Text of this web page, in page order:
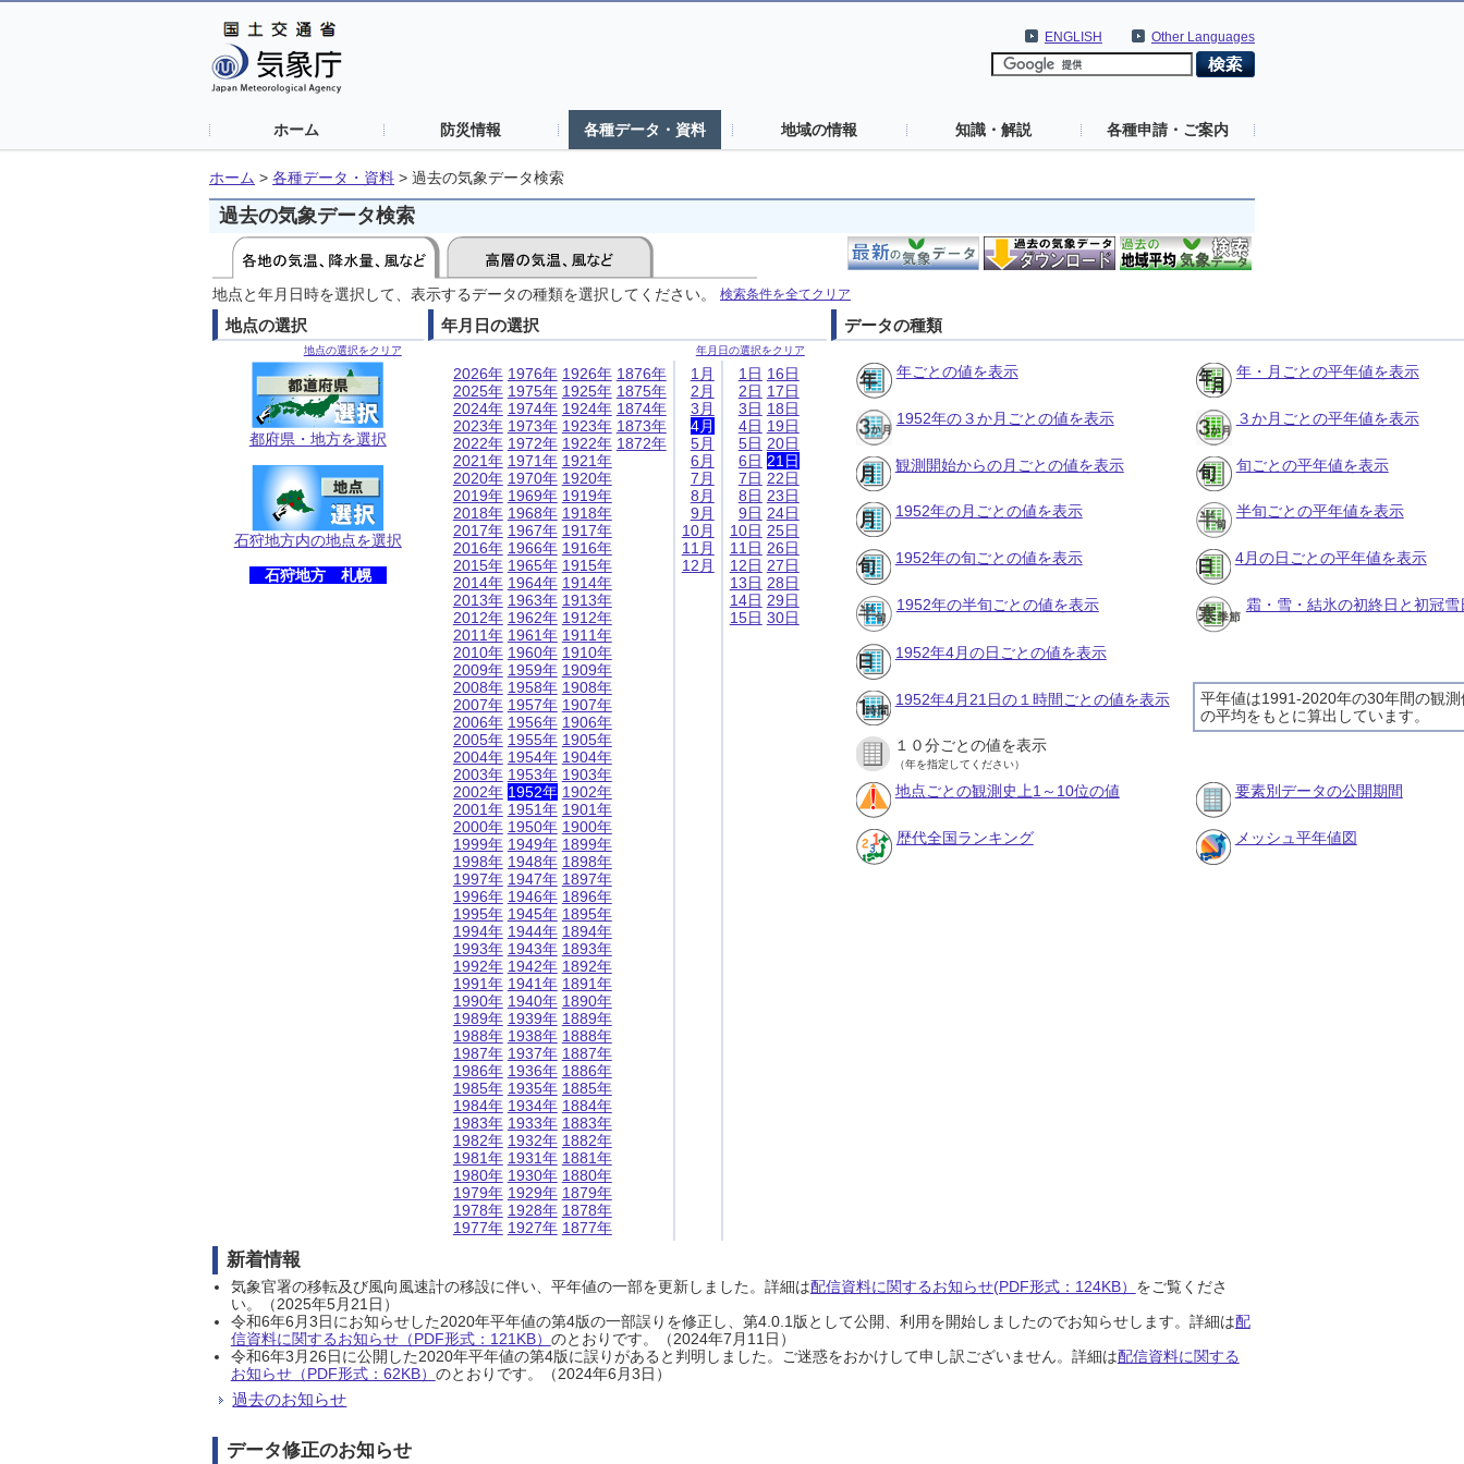
Other Languages
ENGLISH
ホーム 防災情報 各種データ・資料 地域の情報 知識・解説 各種申請・ご案内
ホーム > 各種データ・資料 > 過去の気象データ検索
過去の気象データ検索
地点と年月日時を選択して、表示するデータの種類を選択してください。 検索条件を全てクリア
地点の選択
地点の選択をクリア
都府県・地方を選択
石狩地方内の地点を選択
石狩地方 札幌
年月日の選択
年月日の選択をクリア
2026年
2025年
2024年
2023年
2022年
2021年
2020年
2019年
2018年
2017年
2016年
2015年
2014年
2013年
2012年
2011年
2010年
2009年
2008年
2007年
2006年
2005年
2004年
2003年
2002年
2001年
2000年
1999年
1998年
1997年
1996年
1995年
1994年
1993年
1992年
1991年
1990年
1989年
1988年
1987年
1986年
1985年
1984年
1983年
1982年
1981年
1980年
1979年
1978年
1977年
1976年
1975年
1974年
1973年
1972年
1971年
1970年
1969年
1968年
1967年
1966年
1965年
1964年
1963年
1962年
1961年
1960年
1959年
1958年
1957年
1956年
1955年
1954年
1953年
1952年
1951年
1950年
1949年
1948年
1947年
1946年
1945年
1944年
1943年
1942年
1941年
1940年
1939年
1938年
1937年
1936年
1935年
1934年
1933年
1932年
1931年
1930年
1929年
1928年
1927年
1926年
1925年
1924年
1923年
1922年
1921年
1920年
1919年
1918年
1917年
1916年
1915年
1914年
1913年
1912年
1911年
1910年
1909年
1908年
1907年
1906年
1905年
1904年
1903年
1902年
1901年
1900年
1899年
1898年
1897年
1896年
1895年
1894年
1893年
1892年
1891年
1890年
1889年
1888年
1887年
1886年
1885年
1884年
1883年
1882年
1881年
1880年
1879年
1878年
1877年
1876年
1875年
1874年
1873年
1872年
1月
2月
3月
4月
5月
6月
7月
8月
9月
10月
11月
12月
1日
2日
3日
4日
5日
6日
7日
8日
9日
10日
11日
12日
13日
14日
15日
16日
17日
18日
19日
20日
21日
22日
23日
24日
25日
26日
27日
28日
29日
30日
データの種類
年ごとの値を表示 年・月ごとの平年値を表示
1952年の３か月ごとの値を表示 ３か月ごとの平年値を表示
観測開始からの月ごとの値を表示 旬ごとの平年値を表示
1952年の月ごとの値を表示 半旬ごとの平年値を表示
1952年の旬ごとの値を表示 4月の日ごとの平年値を表示
1952年の半旬ごとの値を表示 霜・雪・結氷の初終日と初冠
1952年4月の日ごとの値を表示
平年値は1991-2020年の30年間の観測
の平均をもとに算出しています。
1952年4月21日の１時間ごとの値を表示
１０分ごとの値を表示
（年を指定してください）
地点ごとの観測史上1～10位の値 要素別データの公開期間
歴代全国ランキング メッシュ平年値図
新着情報
気象官署の移転及び風向風速計の移設に伴い、平年値の一部を更新しました。詳細は配信資料に関するお知らせ(PDF形式：124KB） をご覧くださ
い。（2025年5月21日）
令和6年6月3日にお知らせした2020年平年値の第4版の一部誤りを修正し、第4.0.1版として公開、利用を開始しましたのでお知らせします。詳細は配
信資料に関するお知らせ（PDF形式：121KB） のとおりです。（2024年7月11日）
令和6年3月26日に公開した2020年平年値の第4版に誤りがあると判明しました。ご迷惑をおかけして申し訳ございません。詳細は配信資料に関する
お知らせ（PDF形式：62KB） のとおりです。（2024年6月3日）
過去のお知らせ
データ修正のお知らせ